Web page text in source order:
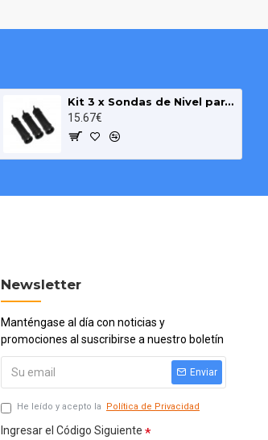
Kit 3 x Sondas de Nivel para Agua y Pozo
15.67€
Newsletter
Manténgase al día con noticias y
promociones al suscribirse a nuestro boletín
Enviar
He leído y acepto la Política de Privacidad
Ingresar el Código Siguiente